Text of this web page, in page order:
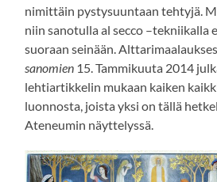
nimittäin pystysuuntaan tehtyjä.
niin sanotulla al secco –tekniikalla
suoraan seinään.
sanomien 15. Tammikuuta 2014
lehtiartikkelin mukaan kaiken
luonnosta, joista yksi on tällä
Ateneumin näyttelyssä.